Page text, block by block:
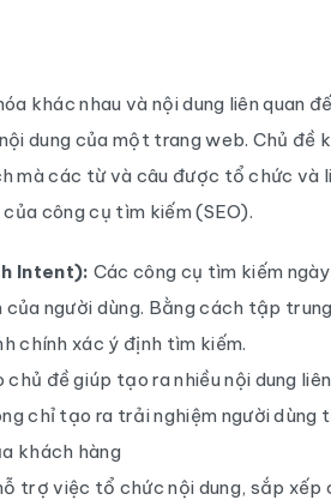
khác nhau và nội dung liên quan
dung của một trang web. Chủ đề
mà các từ và câu được tổ chức và
công cụ tìm kiếm (SEO).
Intent): Các công cụ tìm kiếm
người dùng. Bằng cách tập
chính xác ý định tìm kiếm.
đề giúp tạo ra nhiều nội dung
chỉ tạo ra trải nghiệm người dùng
khách hàng
trợ việc tổ chức nội dung, sắp xếp